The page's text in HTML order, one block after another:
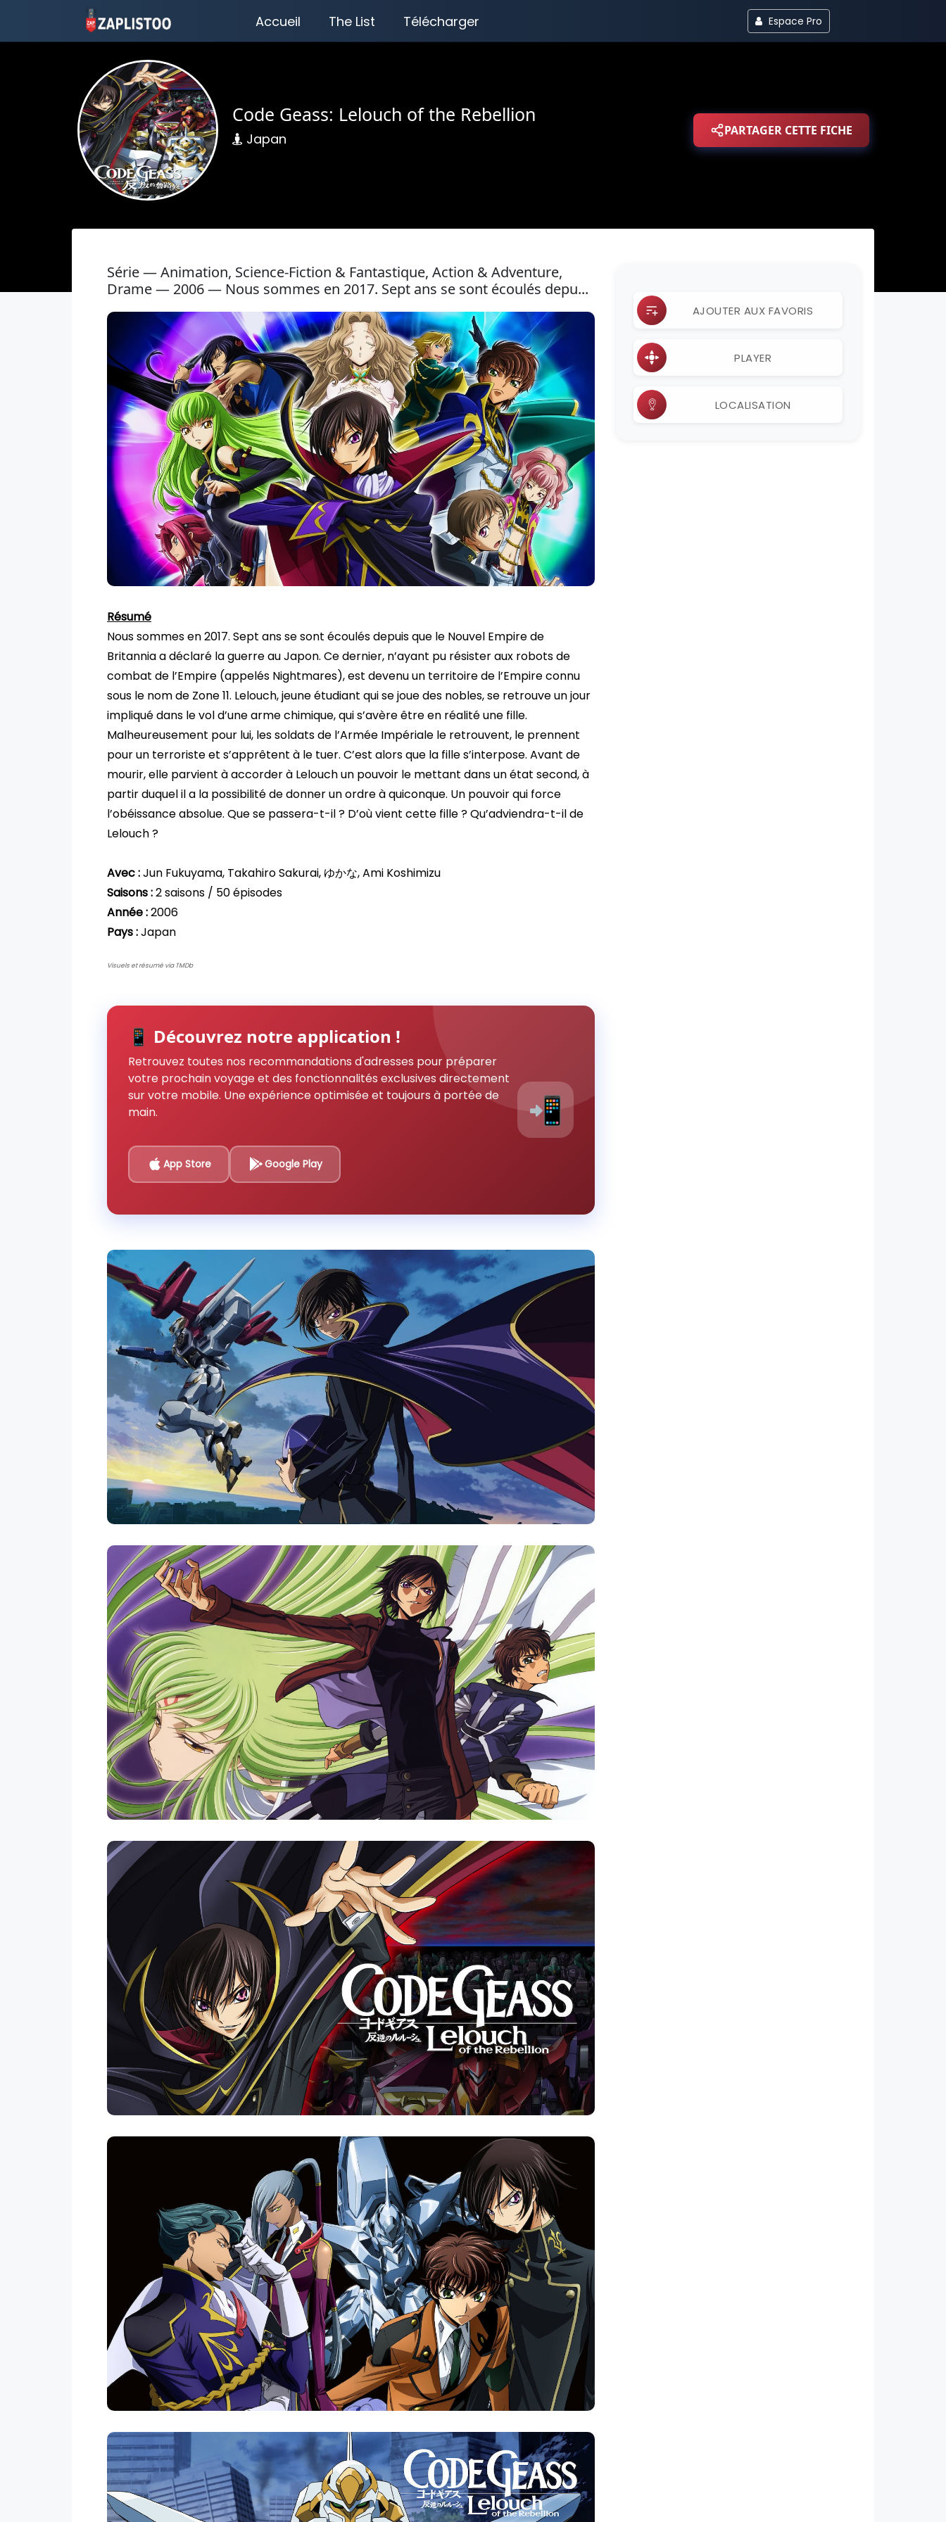
Accueil The List Télécharger Espace Pro
Code Geass: Lelouch of the Rebellion
Japan PARTAGER CETTE FICHE
Série — Animation, Science-Fiction & Fantastique, Action & Adventure,
Drame — 2006 — Nous sommes en 2017. Sept ans se sont écoulés depu...
Résumé
Nous sommes en 2017. Sept ans se sont écoulés depuis que le Nouvel Empire de
Britannia a déclaré la guerre au Japon. Ce dernier, n’ayant pu résister aux robots de
combat de l’Empire (appelés Nightmares), est devenu un territoire de l’Empire connu
sous le nom de Zone 11. Lelouch, jeune étudiant qui se joue des nobles, se retrouve un jour
impliqué dans le vol d’une arme chimique, qui s’avère être en réalité une fille.
Malheureusement pour lui, les soldats de l’Armée Impériale le retrouvent, le prennent
pour un terroriste et s’apprêtent à le tuer. C’est alors que la fille s’interpose. Avant de
mourir, elle parvient à accorder à Lelouch un pouvoir le mettant dans un état second, à
partir duquel il a la possibilité de donner un ordre à quiconque. Un pouvoir qui force
l’obéissance absolue. Que se passera-t-il ? D’où vient cette fille ? Qu’adviendra-t-il de
Lelouch ?
Avec :Jun Fukuyama, Takahiro Sakurai, ゆかな, Ami Koshimizu
Saisons :2 saisons / 50 épisodes
Année :2006
Pays :Japan
Visuels et résumé via TMDb
📱 Découvrez notre application !
Retrouvez toutes nos recommandations d'adresses pour préparer
votre prochain voyage et des fonctionnalités exclusives directement
sur votre mobile. Une expérience optimisée et toujours à portée de
main.
App Store Google Play
📲
AJOUTER AUX FAVORIS
PLAYER
LOCALISATION